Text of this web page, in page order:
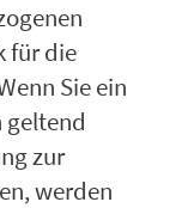
für die
Sie ein
geltend
zur
werden